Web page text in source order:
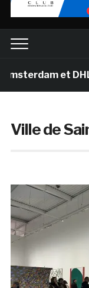
et DHL
Ville de